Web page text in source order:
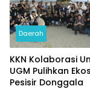
Daerah
KKN Kolaborasi
UGM Pulihkan
Pesisir Donggala